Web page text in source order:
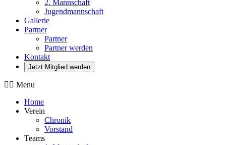
2. Mannschaft
Jugendmannschaft
Gallerie
Partner
Partner
Partner werden
Kontakt
Jetzt Mitglied werden
Menu
Home
Verein
Chronik
Vorstand
Teams